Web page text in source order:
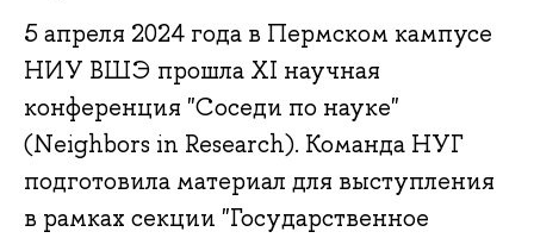
5 апреля 2024 года в Пермском кампусе
НИУ ВШЭ прошла XI научная
конференция "Соседи по науке"
(Neighbors in Research). Команда НУГ
подготовила материал для выступления
в рамках секции "Государственное